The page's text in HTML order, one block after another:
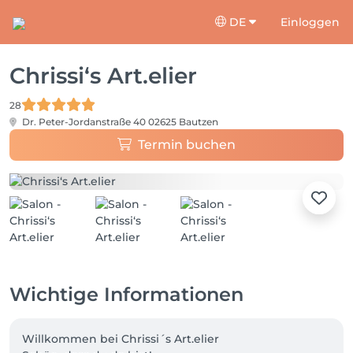
DE Einloggen
Chrissi‘s Art.elier
28
Dr. Peter-Jordanstraße 40 02625 Bautzen
Termin buchen
Wichtige Informationen
Willkommen bei Chrissi´s Art.elier